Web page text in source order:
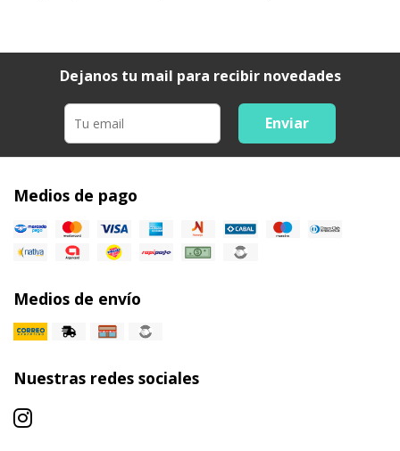
Dejanos tu mail para recibir novedades
Enviar
Medios de pago
Medios de envío
Nuestras redes sociales